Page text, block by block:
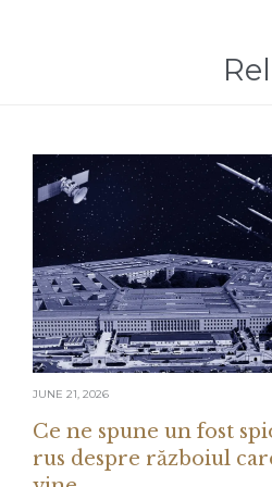
Comments
JUNE 21, 2026
Ce ne spune un fost
rus despre războiul